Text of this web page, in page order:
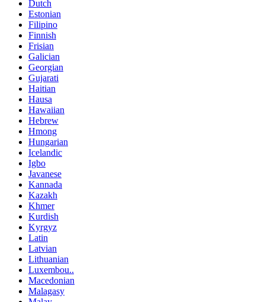
Dutch
Estonian
Filipino
Finnish
Frisian
Galician
Georgian
Gujarati
Haitian
Hausa
Hawaiian
Hebrew
Hmong
Hungarian
Icelandic
Igbo
Javanese
Kannada
Kazakh
Khmer
Kurdish
Kyrgyz
Latin
Latvian
Lithuanian
Luxembou..
Macedonian
Malagasy